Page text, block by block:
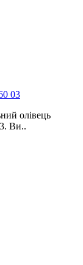
03
олівець
Ви..